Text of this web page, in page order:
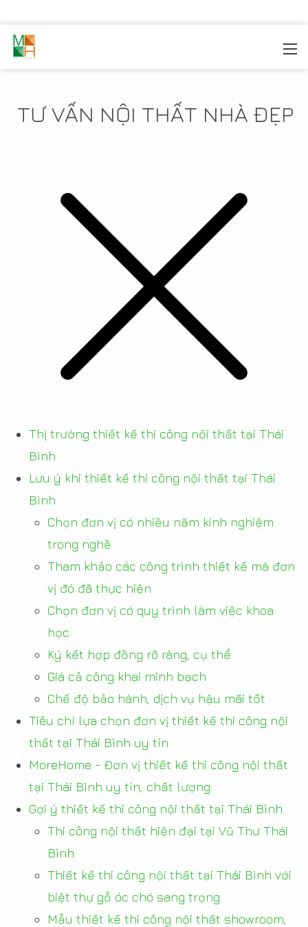
TƯ VẤN NỘI THẤT NHÀ ĐẸP
Thị trường thiết kế thi công nội thất tại Thái
Bình
Lưu ý khi thiết kế thi công nội thất tại Thái
Bình
Chọn đơn vị có nhiều năm kinh nghiệm
trong nghề
Tham khảo các công trình thiết kế mà đơn
vị đó đã thực hiện
Chọn đơn vị có quy trình làm việc khoa
học
Ký kết hợp đồng rõ ràng, cụ thể
Giá cả công khai minh bạch
Chế độ bảo hành, dịch vụ hậu mãi tốt
Tiêu chí lựa chọn đơn vị thiết kế thi công nội
thất tại Thái Bình uy tín
MoreHome - Đơn vị thiết kế thi công nội thất
tại Thái Bình uy tín, chất lượng
Gợi ý thiết kế thi công nội thất tại Thái Bình
Thi công nội thất hiện đại tại Vũ Thư Thái
Bình
Thiết kế thi công nội thất tại Thái Bình với
biệt thự gỗ óc chó sang trọng
Mẫu thiết kế thi công nội thất showroom,